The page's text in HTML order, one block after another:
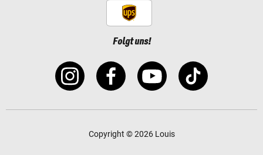
Folgt uns!
Copyright © 2026 Louis